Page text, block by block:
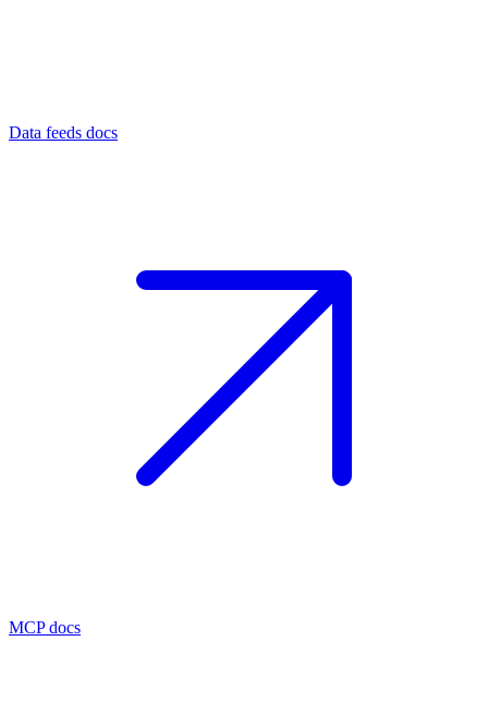
Data feeds docs
MCP docs